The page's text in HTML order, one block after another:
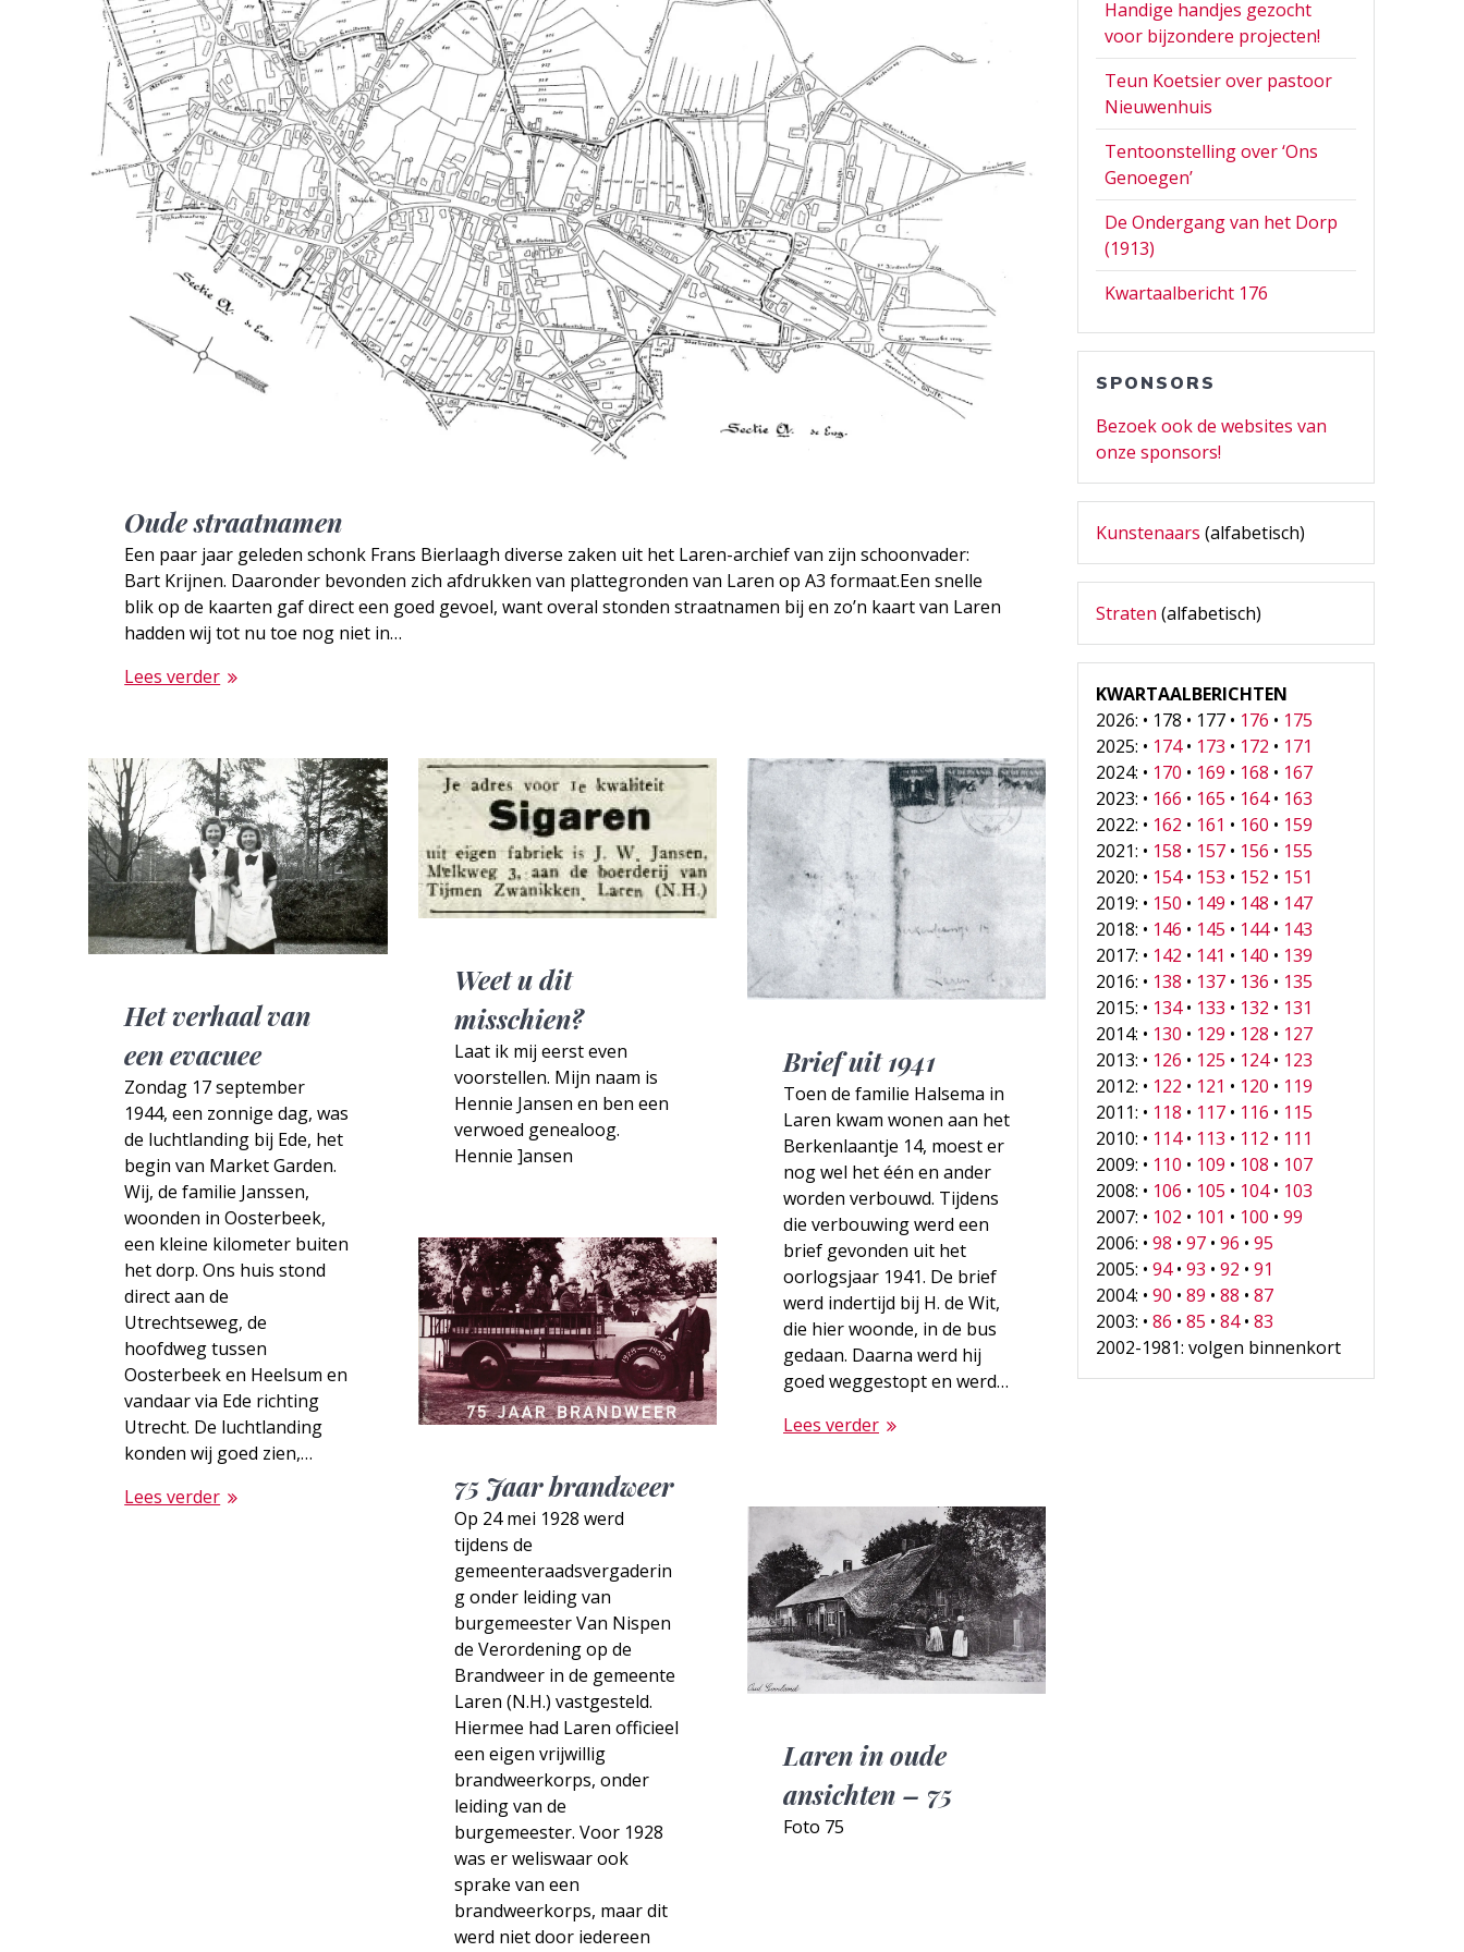
Oude straatnamen
Een paar jaar geleden schonk Frans Bierlaagh diverse zaken uit het Laren-archief van zijn schoonvader:
Bart Krijnen. Daaronder bevonden zich afdrukken van plattegronden van Laren op A3 formaat.Een snelle
blik op de kaarten gaf direct een goed gevoel, want overal stonden straatnamen bij en zo’n kaart van Laren
hadden wij tot nu toe nog niet in…
Lees verder
Het verhaal van
een evacuee
Zondag 17 september
1944, een zonnige dag, was
de luchtlanding bij Ede, het
begin van Market Garden.
Wij, de familie Janssen,
woonden in Oosterbeek,
een kleine kilometer buiten
het dorp. Ons huis stond
direct aan de
Utrechtseweg, de
hoofdweg tussen
Oosterbeek en Heelsum en
vandaar via Ede richting
Utrecht. De luchtlanding
konden wij goed zien,…
Lees verder
Weet u dit
misschien?
Laat ik mij eerst even
voorstellen. Mijn naam is
Hennie Jansen en ben een
verwoed genealoog.
Hennie ]ansen
Brief uit 1941
Toen de familie Halsema in
Laren kwam wonen aan het
Berkenlaantje 14, moest er
nog wel het één en ander
worden verbouwd. Tijdens
die verbouwing werd een
brief gevonden uit het
oorlogsjaar 1941. De brief
werd indertijd bij H. de Wit,
die hier woonde, in de bus
gedaan. Daarna werd hij
goed weggestopt en werd…
Lees verder
75 Jaar brandweer
Op 24 mei 1928 werd
tijdens de
gemeenteraadsvergaderin
g onder leiding van
burgemeester Van Nispen
de Verordening op de
Brandweer in de gemeente
Laren (N.H.) vastgesteld.
Hiermee had Laren officieel
een eigen vrijwillig
brandweerkorps, onder
leiding van de
burgemeester. Voor 1928
was er weliswaar ook
sprake van een
brandweerkorps, maar dit
werd niet door iedereen
Laren in oude
ansichten – 75
Foto 75
Handige handjes gezocht
voor bijzondere projecten!
Teun Koetsier over pastoor
Nieuwenhuis
Tentoonstelling over ‘Ons
Genoegen’
De Ondergang van het Dorp
(1913)
Kwartaalbericht 176
SPONSORS
Bezoek ook de websites van
onze sponsors!
Kunstenaars (alfabetisch)
Straten (alfabetisch)
KWARTAALBERICHTEN
2026: • 178 • 177 • 176 • 175
2025: • 174• 173 • 172 • 171
2024: • 170 • 169 • 168 • 167
2023: • 166 • 165 • 164• 163
2022: • 162 • 161 • 160 • 159
2021: • 158 • 157 • 156 • 155
2020: • 154• 153 • 152 • 151
2019: • 150 • 149 • 148 • 147
2018: • 146 • 145 • 144• 143
2017: • 142 • 141 • 140 • 139
2016: • 138 • 137 • 136 • 135
2015: • 134• 133 • 132 • 131
2014: • 130 • 129 • 128 • 127
2013: • 126 • 125 • 124• 123
2012: • 122 • 121 • 120 • 119
2011: • 118 • 117 • 116 • 115
2010: • 114• 113 • 112 • 111
2009: • 110 • 109 • 108 • 107
2008: • 106 • 105 • 104• 103
2007: • 102 • 101 • 100 •99
2006: •98 •97 •96 •95
2005: •94•93 •92 •91
2004: •90 •89 •88 •87
2003: •86 •85 •84•83
2002-1981: volgen binnenkort